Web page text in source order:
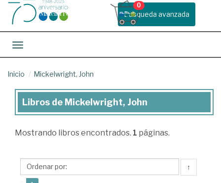
Busqueda avanzada
0
Toggle navigation
Inicio Mickelwright, John
Libros
Mickelwright,
Libros de Mickelwright, John
Mostrando libros encontrados. 1 páginas.
↑